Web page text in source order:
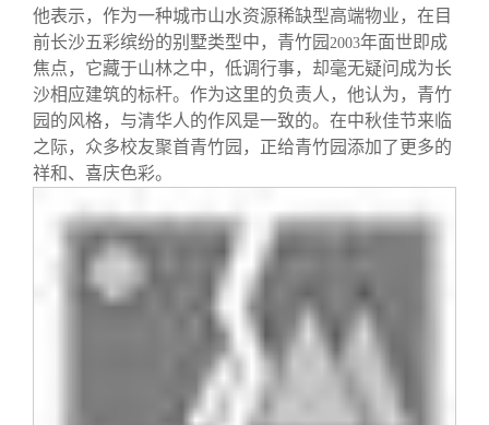
制度法规
联系我们
他表示，作为一种城市山水资源稀缺型高端物业，在目
前长沙五彩缤纷的别墅类型中，青竹园 2003年面世即成
焦点，它藏于山林之中，低调行事，却毫无疑问成为长
沙相应建筑的标杆。作为这里的负责人，他认为，青竹
园的风格，与清华人的作风是一致的。在中秋佳节来临
之际，众多校友聚首青竹园，正给青竹园添加了更多的
祥和、喜庆色彩。